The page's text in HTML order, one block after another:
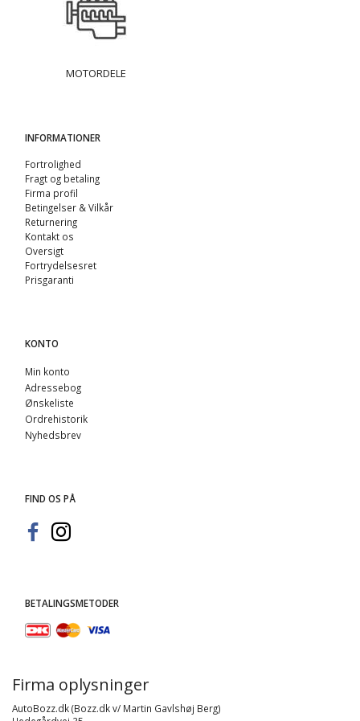
MOTORDELE
INFORMATIONER
Fortrolighed
Fragt og betaling
Firma profil
Betingelser & Vilkår
Returnering
Kontakt os
Oversigt
Fortrydelsesret
Prisgaranti
KONTO
Min konto
Adressebog
Ønskeliste
Ordrehistorik
Nyhedsbrev
FIND OS PÅ
BETALINGSMETODER
Firma oplysninger
AutoBozz.dk (Bozz.dk v/ Martin Gavlshøj Berg)